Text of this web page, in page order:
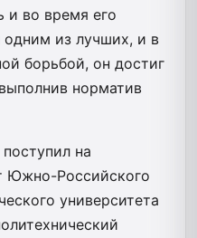
и во время его
из лучших, и в
борьбой, он достиг
норматив
на
Южно-Российского
университета